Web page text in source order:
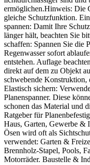
ermöglichen.Hinweis: Die
gleiche Schutzfunktion.
spannen: Damit Ihre
länger hält, beachten Sie
schaffen: Spannen Sie die
Regenwasser sofort
entstehen. Auflage
direkt auf dem zu Objekt
schwebende Konstruktion,
Elastisch sichern:
Planenspanner. Diese
schonen das Material und
Ratgeber für
Haus, Garten, Gewerbe &
Ösen wird oft als
verwendet: Garten &
Brennholz-Stapel, Pools,
Motorräder. Baustelle &